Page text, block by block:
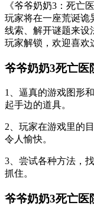
《爷爷奶奶3：死亡
玩家将在一座荒诞诡
线索、解开谜题来设
玩家解锁，欢迎喜欢
爷爷奶奶3死亡医
1、逼真的游戏图形
起手边的道具。
2、玩家在游戏里的
令人愉快。
3、尝试各种方法，
抓住。
爷爷奶奶3死亡医